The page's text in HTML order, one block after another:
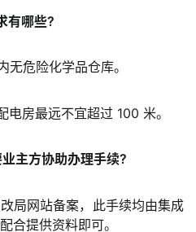
有哪些?
危险化学品仓库。
房最远不宜超过 100 米。
主方协助办理手续?
局网站备案，此手续均由集成
合提供资料即可。